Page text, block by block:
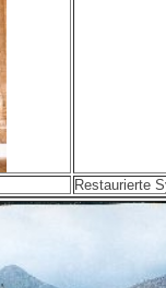
Restaurierte